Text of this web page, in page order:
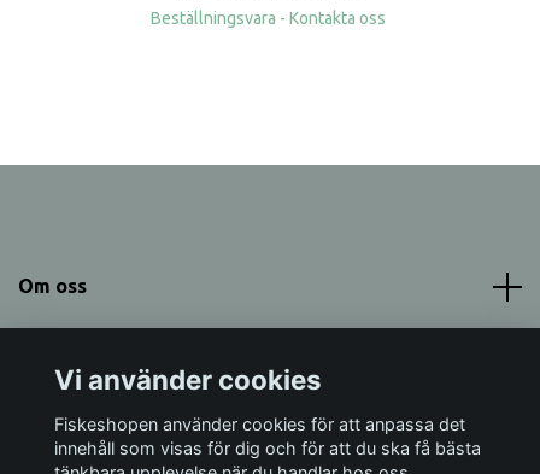
Beställningsvara - Kontakta oss
Om oss
Sociala medier
Vi använder cookies
Fiskeshopen använder cookies för att anpassa det
innehåll som visas för dig och för att du ska få bästa